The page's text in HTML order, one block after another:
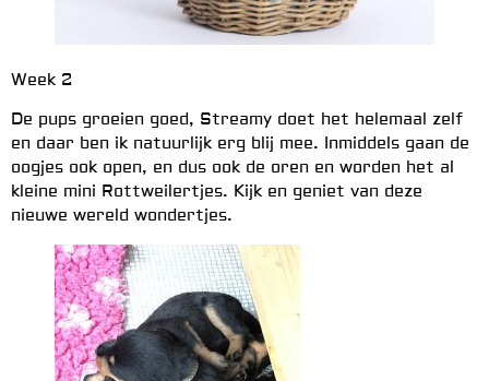
Week 2
De pups groeien goed, Streamy doet het helemaal zelf
en daar ben ik natuurlijk erg blij mee. Inmiddels gaan de
oogjes ook open, en dus ook de oren en worden het al
kleine mini Rottweilertjes. Kijk en geniet van deze
nieuwe wereld wondertjes.